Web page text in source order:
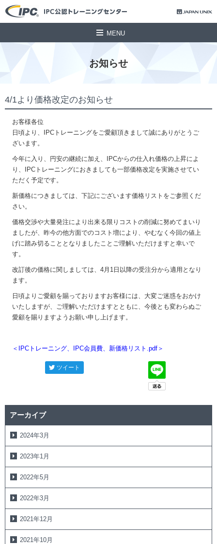
MENU
お知らせ
4/1より価格改定のお知らせ
お客様各位
日頃より、IPCトレーニングをご愛顧頂きまして誠にありがとうご
ざいます。
今年に入り、円安の継続に加え、IPCからの仕入れ価格の上昇によ
り、IPCトレーニングにおきましても一部価格改定を実施させてい
ただく予定です。
新価格につきましては、下記にございます価格リストをご参照くだ
さい。
価格交渉や大量発注により出来る限りコストの削減に努めてまいり
ましたが、昨今の他方面でのコスト増により、やむなく今回の値上
げに踏み切ることとなりましたことご理解いただけますと幸いで
す。
改訂後の価格に関しましては、4月1日以降の受注分から適用となり
ます。
日頃よりご愛顧を賜っておりますお客様には、大変ご迷惑をおかけ
いたしますが、ご理解いただけますとともに、今後とも変わらぬご
愛顧を賜りますようお願い申し上げます。
＜IPCトレーニング、IPC会員費、新価格リスト.pdf＞
ツイート
アーカイブ
2024年3月
2023年1月
2022年5月
2022年3月
2021年12月
2021年10月